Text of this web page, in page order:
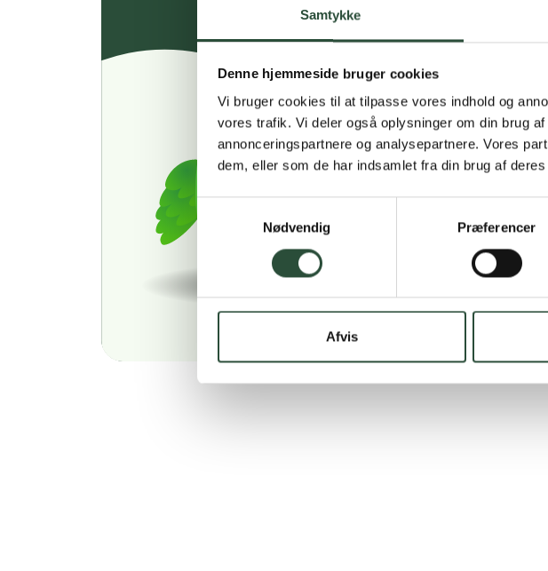
Samtykke
Denne hjemmeside bruger cookies
Vi bruger cookies til at tilpasse vores indhold og
vores trafik. Vi deler også oplysninger om din brug
annonceringspartnere og analysepartnere. Vores
dem, eller som de har indsamlet fra din brug af deres
Nødvendig
Præferencer
Afvis